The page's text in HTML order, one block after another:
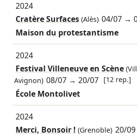
2024
Cratère Surfaces(Alès) 04/07 →
Maison du protestantisme
2024
Festival Villeneuve en Scène
Avignon) 08/07 →20/07 [12 rep.]
École Montolivet
2024
Merci, Bonsoir ! (Grenoble) 20/09